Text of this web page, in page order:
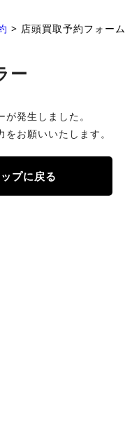
> 店頭買取予約フォーム
ー
発生しました。
お願いいたします。
プに戻る